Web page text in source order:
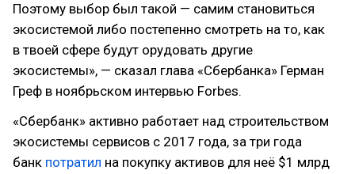
Поэтому выбор был такой — самим становиться
экосистемой либо постепенно смотреть на то, как
в твоей сфере будут орудовать другие
экосистемы», — сказал глава «Сбербанка» Герман
Греф в ноябрьском интервью Forbes.
«Сбербанк» активно работает над строительством
экосистемы сервисов с 2017 года, за три года
банк потратил на покупку активов для неё $1 млрд